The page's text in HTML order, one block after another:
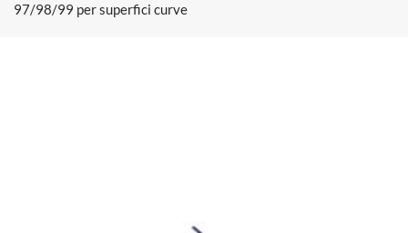
97/98/99 per superfici curve